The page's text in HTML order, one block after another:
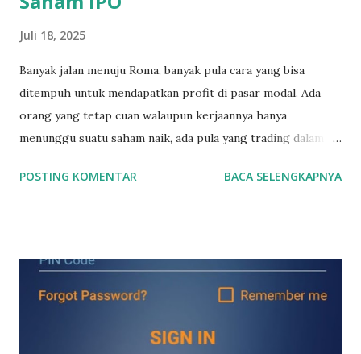
Juli 18, 2025
Banyak jalan menuju Roma, banyak pula cara yang bisa
ditempuh untuk mendapatkan profit di pasar modal. Ada
orang yang tetap cuan walaupun kerjaannya hanya
menunggu suatu saham naik, ada pula yang trading dalam
menit. Nah ada pula yang cuan dari membeli saham2 IPO.
baru. Apa yang harus kita lakukan sebelum membeli saham2
IPO? Tentu saja kita sudah harus memiliki akun saham
saham (termasuk saham2 IPO) , reksadana, obligasi negara
POSTING KOMENTAR BACA SELENGKAPNYA